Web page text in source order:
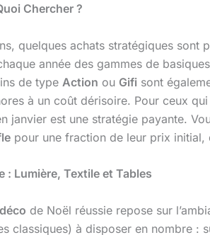
Chercher ?
quelques achats stratégiques sont
année des gammes de
de type Action ou Gifi sont
à un coût dérisoire. Pour ceux
janvier est une stratégie payante.
pour une fraction de leur prix initial,
: Lumière, Textile et Tables
déco de Noël réussie repose sur
classiques) à disposer en nombre :